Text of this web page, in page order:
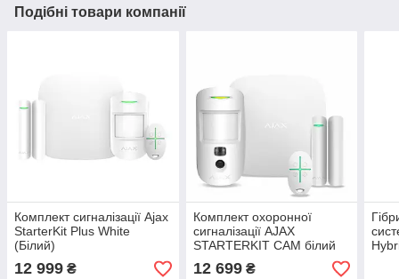
Подібні товари компанії
Комплект сигналізації Ajax
StarterKit Plus White
(Білий)
12 999 ₴
Комплект охоронної
сигналізації AJAX
STARTERKIT CAM білий
12 699₴